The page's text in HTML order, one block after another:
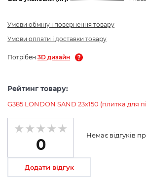
Умови обміну і повернення товару
Умови оплати і доставки товару
Потрібен 3D дизайн
Рейтинг товару:
G385 LONDON SAND 23x150 (плитка для
0
Немає відгуків
Додати відгук